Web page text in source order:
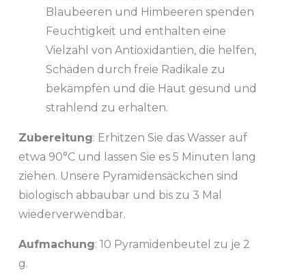
Blaubeeren und Himbeeren spenden
Feuchtigkeit und enthalten eine
Vielzahl von Antioxidantien, die helfen,
Schäden durch freie Radikale zu
bekämpfen und die Haut gesund und
strahlend zu erhalten.
Zubereitung: Erhitzen Sie das Wasser auf
etwa 90°C und lassen Sie es 5 Minuten lang
ziehen. Unsere Pyramidensäckchen sind
biologisch abbaubar und bis zu 3 Mal
wiederverwendbar.
Aufmachung: 10 Pyramidenbeutel zu je 2
g.